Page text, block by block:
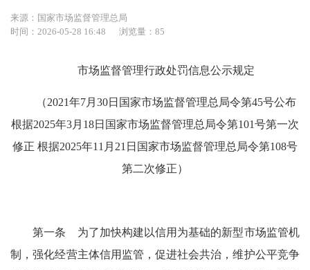
来源：国家市场监督管理总局
时间：2026-05-28 16:48
浏览量：85
市场监督管理行政处罚信息公示规定
（2021年7月30日国家市场监督管理总局令第45号公布
根据2025年3月18日国家市场监督管理总局令第101号第一次
修正 根据2025年11月21日国家市场监督管理总局令第108号
第二次修正）
第一条 为了加快构建以信用为基础的新型市场监管机
制，强化经营主体信用监管，促进社会共治，维护公平竞争